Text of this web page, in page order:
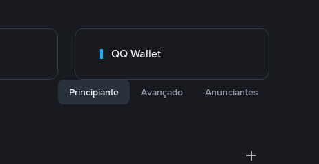
QQ Wallet
Principiante Avançado Anunciantes